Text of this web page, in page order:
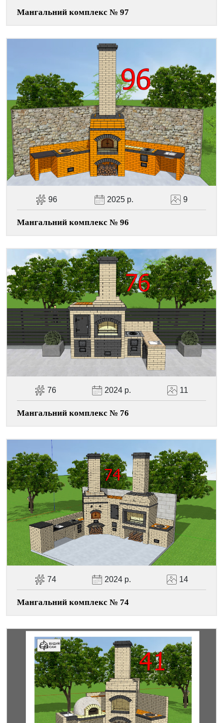
Мангальний комплекс № 97
96 2025 р. 9
Мангальний комплекс № 96
76 2024 р. 11
Мангальний комплекс № 76
74 2024 р. 14
Мангальний комплекс № 74